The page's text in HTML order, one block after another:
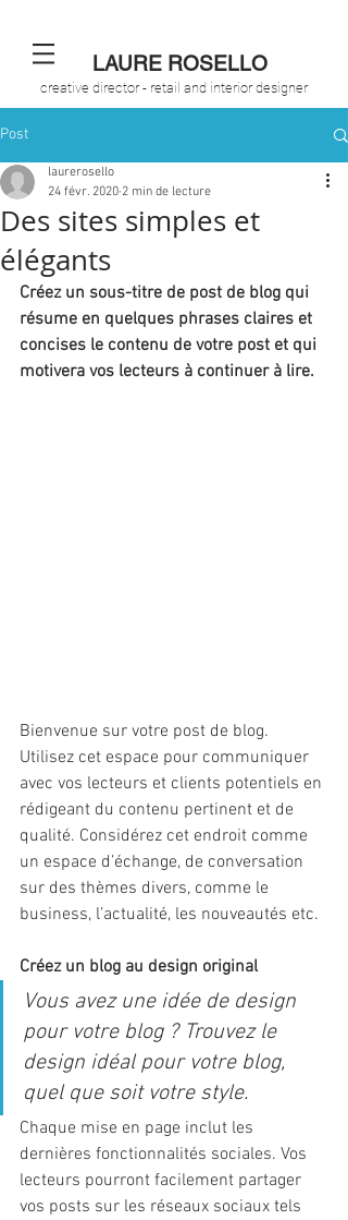
LAURE ROSELLO
creative director - retail and interior designer
Post
Des sites simples et
élégants
laurerosello
24 févr. 2020 2 min de lecture
Créez un sous-titre de post de blog qui
résume en quelques phrases claires et
concises le contenu de votre post et qui
motivera vos lecteurs à continuer à lire.
Bienvenue sur votre post de blog.
Utilisez cet espace pour communiquer
avec vos lecteurs et clients potentiels en
rédigeant du contenu pertinent et de
qualité. Considérez cet endroit comme
un espace d’échange, de conversation
sur des thèmes divers, comme le
business, l’actualité, les nouveautés etc.
Créez un blog au design original
Vous avez une idée de design
pour votre blog ? Trouvez le
design idéal pour votre blog,
quel que soit votre style.
Chaque mise en page inclut les
dernières fonctionnalités sociales. Vos
lecteurs pourront facilement partager
vos posts sur les réseaux sociaux tels